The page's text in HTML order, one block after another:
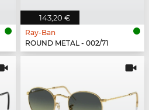
143,20 €
Ray-Ban
ROUND METAL - 002/71